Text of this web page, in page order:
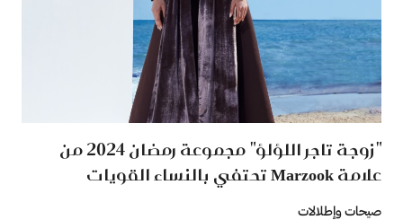
"زوجة تاجر اللؤلؤ" مجموعة رمضان 2024 من
علامة Marzook تحتفي بالنساء القويات
صيحات وإطلالات